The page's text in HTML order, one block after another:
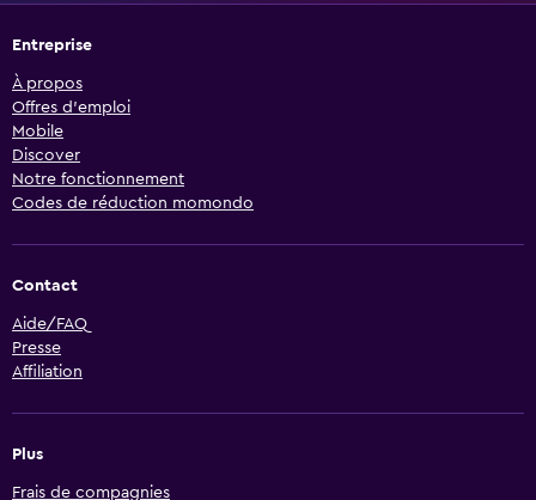
Entreprise
À propos
Offres d’emploi
Mobile
Discover
Notre fonctionnement
Codes de réduction momondo
Contact
Aide/FAQ
Presse
Affiliation
Plus
Frais de compagnies